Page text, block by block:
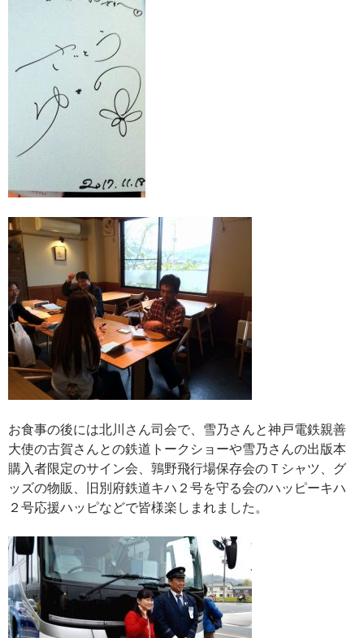
お食事の後には北川さん司会で、雪乃さんと神戸電鉄親善
大使の古賀さんとの鉄道トークショーや雪乃さんの出版本
購入者限定のサイン会、鶉野飛行場保存会のＴシャツ、グ
ッズの物販、旧別府鉄道キハ２号を守る会のハッピーキハ
２号応援ハッピなどで皆様楽しまれました。